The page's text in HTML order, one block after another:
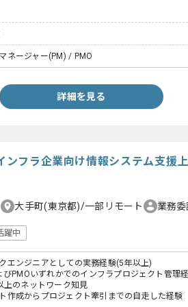
ネージャー(PM) / PMO
詳細を見る
フラ企業向け情報システム支援
大手町(東京都)/一部リモート 業務
躍中
エンジニアとしての実務経験(5年以上)
びPMOいずれかでのインフラプロジェクト管理
上のネットワーク知見
作成からプロジェクト牽引までの自走した経験